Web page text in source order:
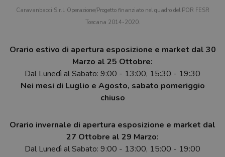
Caravanbacci S.r.l. Operazione/Progetto finanziato nel quadro del POR FESR
Toscana 2014-2020.
Orario estivo di apertura esposizione e market dal 30
Marzo al 25 Ottobre:
Dal Lunedì al Sabato: 9:00 - 13:00, 15:30 - 19:30
Nei mesi di Luglio e Agosto, sabato pomeriggio
chiuso
Orario invernale di apertura esposizione e market dal
27 Ottobre al 29 Marzo:
Dal Lunedì al Sabato: 9:00 - 13:00, 15:00 - 19:00